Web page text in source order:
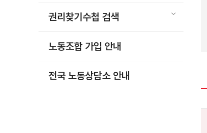
권리찾기수첩 검색
노동조합 가입 안내
전국 노동상담소 안내